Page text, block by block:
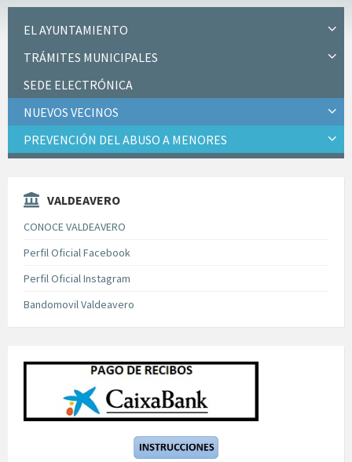
EL AYUNTAMIENTO
TRÁMITES MUNICIPALES
SEDE ELECTRÓNICA
NUEVOS VECINOS
PREVENCIÓN DEL ABUSO A MENORES
VALDEAVERO
CONOCE VALDEAVERO
Perfil Oficial Facebook
Perfil Oficial Instagram
Bandomovil Valdeavero